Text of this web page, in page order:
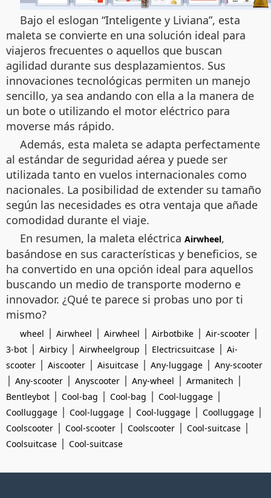
Bajo el eslogan “Inteligente y Liviana”, esta
maleta se convierte en una solución ideal para
viajeros frecuentes o aquellos que buscan
agilidad durante sus desplazamientos. Sus
innovaciones tecnológicas permiten un manejo
sencillo, ya sea andando con ella a la manera de
un bote o utilizando el motor eléctrico para
moverse más rápido.
Además, esta maleta se adapta perfectamente
al estándar de seguridad aérea y puede ser
utilizada tanto en vuelos internacionales como
nacionales. La posibilidad de extender su tamaño
según las necesidades es otra ventaja que añade
comodidad durante el viaje.
En resumen, la maleta eléctrica Airwheel,
basándose en sus características y beneficios, se
ha convertido en una opción ideal para aquellos
buscando un medio de transporte moderno e
innovador. ¿Qué te parece si probas uno por ti
mismo?
wheel | Airwheel | Airwheel | Airbotbike | Air-scooter |
3-bot | Airbicy | Airwheelgroup | Electricsuitcase | Ai-
scooter | Aiscooter | Aisuitcase | Any-luggage | Any-scooter
| Any-scooter | Anyscooter | Any-wheel | Armanitech |
Bentleybot | Cool-bag | Cool-bag | Cool-luggage |
Coolluggage | Cool-luggage | Cool-luggage | Coolluggage |
Coolscooter | Cool-scooter | Coolscooter | Cool-suitcase |
Coolsuitcase | Cool-suitcase